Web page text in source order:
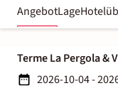
AngebotLage
Terme La Pergola &
2026-10-04 -